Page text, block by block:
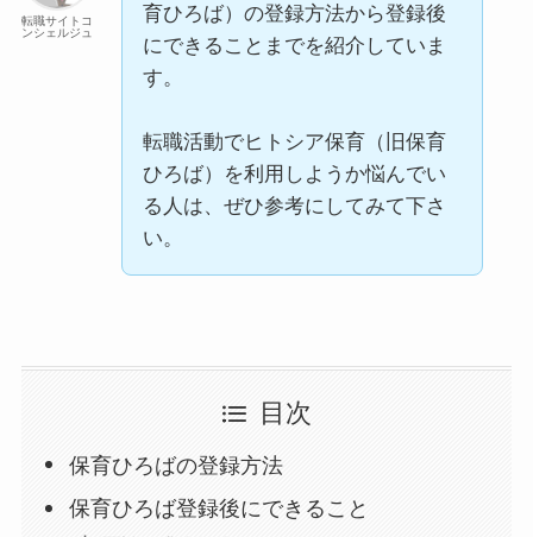
転職サイトコ
ンシェルジュ
育ひろば）の登録方法から登録後
にできることまでを紹介していま
す。
転職活動でヒトシア保育（旧保育
ひろば）を利用しようか悩んでい
る人は、ぜひ参考にしてみて下さ
い。
目次
保育ひろばの登録方法
保育ひろば登録後にできること